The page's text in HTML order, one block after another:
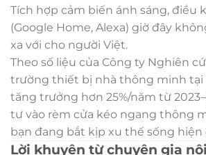
Tích hợp cảm biến ánh sáng, điều
(Google Home, Alexa) giờ đây
xa với cho người Việt.
Theo số liệu của Công ty Nghiên
trường thiết bị nhà thông minh tại
tăng trưởng hơn 25%/năm từ
tư vào rèm cửa kéo ngang thông
bạn đang bắt kịp xu thế sống hiện
Lời khuyên từ chuyên gia